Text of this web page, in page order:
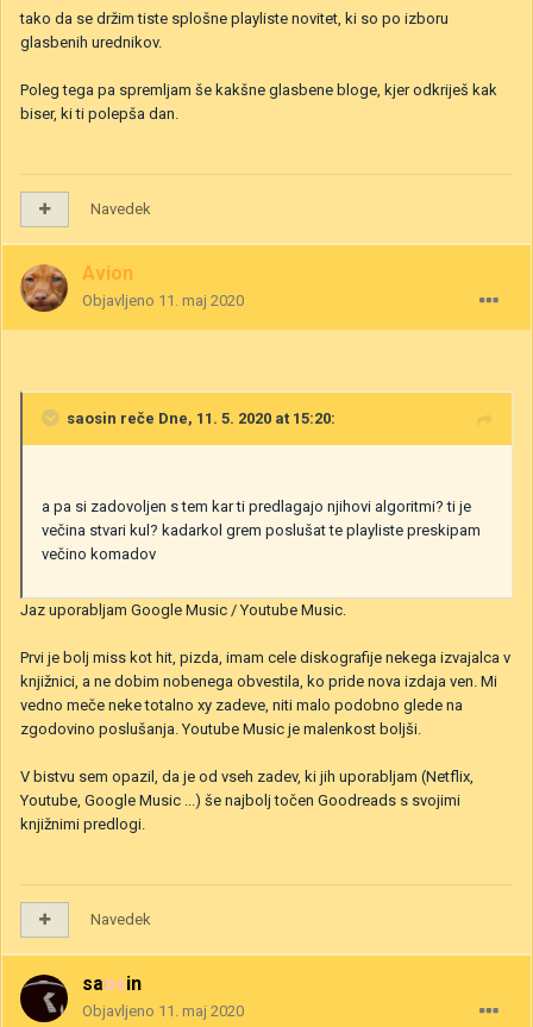
tako da se držim tiste splošne playliste novitet, ki so po izboru
glasbenih urednikov.
Poleg tega pa spremljam še kakšne glasbene bloge, kjer odkriješ kak
biser, ki ti polepša dan.
Navedek
Avion
Objavljeno 11. maj 2020
saosin reče Dne, 11. 5. 2020 at 15:20:
a pa si zadovoljen s tem kar ti predlagajo njihovi algoritmi? ti je
večina stvari kul? kadarkol grem poslušat te playliste preskipam
večino komadov
Jaz uporabljam Google Music / Youtube Music.
Prvi je bolj miss kot hit, pizda, imam cele diskografije nekega izvajalca v
knjižnici, a ne dobim nobenega obvestila, ko pride nova izdaja ven. Mi
vedno meče neke totalno xy zadeve, niti malo podobno glede na
zgodovino poslušanja. Youtube Music je malenkost boljši.
V bistvu sem opazil, da je od vseh zadev, ki jih uporabljam (Netflix,
Youtube, Google Music ...) še najbolj točen Goodreads s svojimi
knjižnimi predlogi.
Navedek
saosin
Objavljeno 11. maj 2020